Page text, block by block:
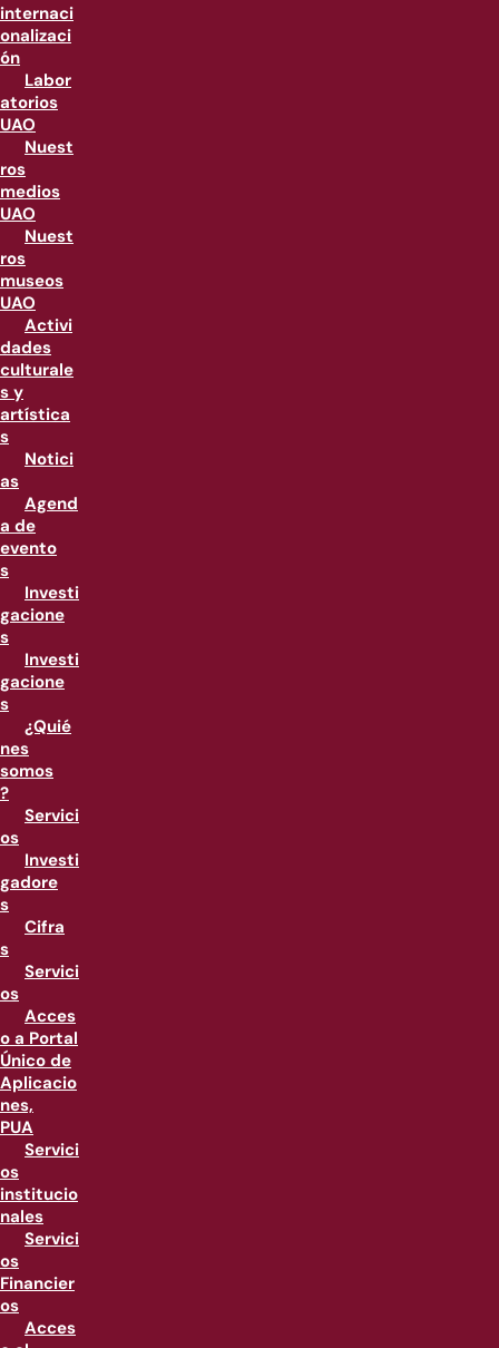
internaci
onalizaci
ón
Labor
atorios
UAO
Nuest
ros
medios
UAO
Nuest
ros
museos
UAO
Activi
dades
culturale
s y
artística
s
Notici
as
Agend
a de
evento
s
Investi
gacione
s
Investi
gacione
s
¿Quié
nes
somos
?
Servici
os
Investi
gadore
s
Cifra
s
Servici
os
Acces
o a Portal
Único de
Aplicacio
nes,
PUA
Servici
os
institucio
nales
Servici
os
Financier
os
Acces